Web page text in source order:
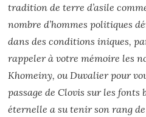
tradition de terre d’asile
nombre d’hommes politiques
dans des conditions iniques,
rappeler à votre mémoire les
Khomeiny, ou Duvalier pour
passage de Clovis sur les
éternelle a su tenir son rang